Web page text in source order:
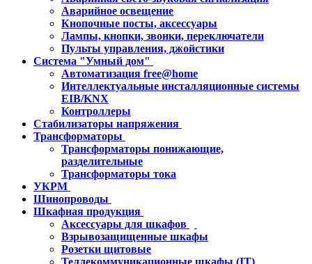
Аварийное освещение
Кнопочные посты, аксессуары
Лампы, кнопки, звонки, переключатели
Пульты управления, джойстики
Система "Умный дом"
Автоматизация free@home
Интеллектуальные инсталляционные системы
EIB/KNX
Контроллеры
Стабилизаторы напряжения
Трансформаторы
Трансформаторы понижающие,
разделительные
Трансформаторы тока
УКРМ
Шинопроводы
Шкафная продукция
Аксессуары для шкафов
Взрывозащищенные шкафы
Розетки щитовые
Теллекоммуникационные шкафы (IT)